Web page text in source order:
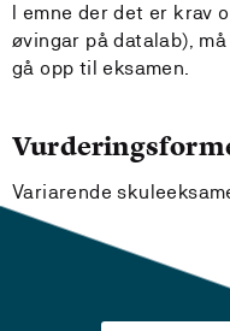
I emne der det er krav
øvingar på datalab),
gå opp til eksamen.
Variarende